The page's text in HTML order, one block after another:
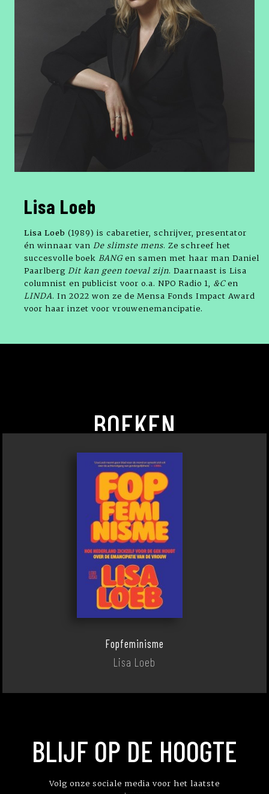
Lisa Loeb
Lisa Loeb (1989) is cabaretier, schrijver, presentator
én winnaar van De slimste mens. Ze schreef het
succesvolle boek BANGen samen met haar man Daniel
Paarlberg Dit kan geen toeval zijn. Daarnaast is Lisa
columnist en publicist voor o.a. NPO Radio 1, &Cen
LINDA. In 2022 won ze de Mensa Fonds Impact Award
voor haar inzet voor vrouwenemancipatie.
BOEKEN
Fopfeminisme
Lisa Loeb
BLIJF OP DE HOOGTE
Volg onze sociale media voor het laatste